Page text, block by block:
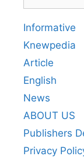
Informative
Knewpedia
Article
English
News
ABOUT US
Publishers
Privacy